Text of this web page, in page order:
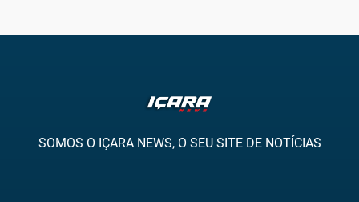
SOMOS O IÇARA NEWS, O SEU SITE DE NOTÍCIAS